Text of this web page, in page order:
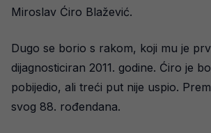
Miroslav Ćiro Blažević.
Dugo se borio s rakom, koji mu je
dijagnosticiran 2011. godine. Ćiro je
pobijedio, ali treći put nije uspio.
svog 88. rođendana.